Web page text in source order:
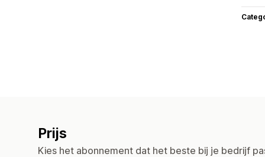
Prijs
Kies het abonnement dat het beste bij je bedrijf